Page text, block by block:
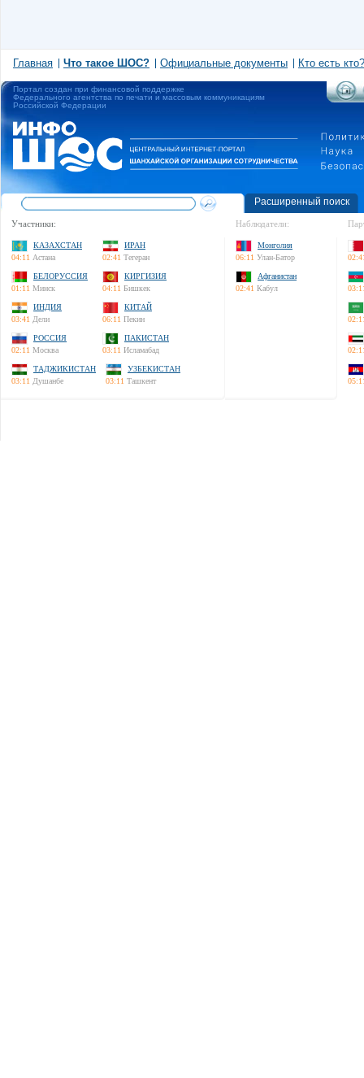
Главная Что такое ШОС? Официальные документы Кто есть кто?
Портал создан при финансовой поддержке
Федерального агентства по печати и массовым коммуникациям
Российской Федерации
Расширенный поиск
Участники:
КАЗАХСТАН
04:11 Астана
ИРАН
02:41 Тегеран
БЕЛОРУССИЯ
01:11 Минск
КИРГИЗИЯ
04:11 Бишкек
ИНДИЯ
03:41 Дели
КИТАЙ
06:11 Пекин
РОССИЯ
02:11 Москва
ПАКИСТАН
03:11 Исламабад
ТАДЖИКИСТАН
03:11 Душанбе
УЗБЕКИСТАН
03:11 Ташкент
Наблюдатели:
Монголия
06:11 Улан-Батор
Афганистан
02:41 Кабул